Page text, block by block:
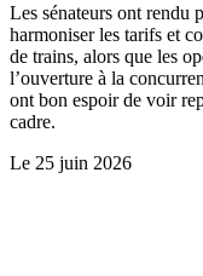
Les sénateurs ont rendu
harmoniser les tarifs et
de trains, alors que les
l’ouverture à la
ont bon espoir de voir
cadre.
Le 25 juin 2026